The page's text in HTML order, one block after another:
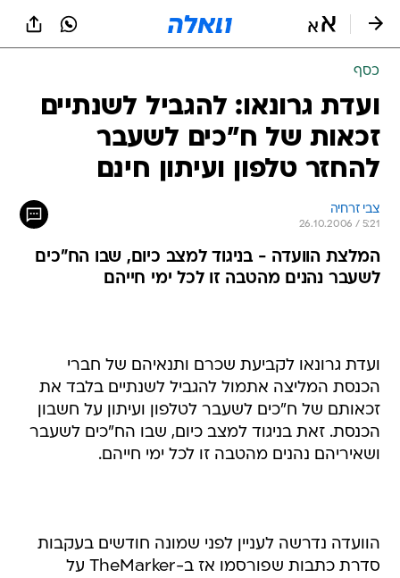
כסף
ועדת גרונאו: להגביל לשנתיים
זכאות של ח"כים לשעבר
להחזר טלפון ועיתון חינם
צבי זרחיה
26.10.2006 / 5:21
המלצת הוועדה - בניגוד למצב כיום, שבו הח"כים
לשעבר נהנים מהטבה זו לכל ימי חייהם
ועדת גרונאו לקביעת שכרם ותנאיהם של חברי
הכנסת המליצה אתמול להגביל לשנתיים בלבד את
זכאותם של ח"כים לשעבר לטלפון ועיתון על חשבון
הכנסת. זאת בניגוד למצב כיום, שבו הח"כים לשעבר
ושאיריהם נהנים מהטבה זו לכל ימי חייהם.
הוועדה נדרשה לעניין לפני שמונה חודשים בעקבות
סדרת כתבות שפורסמו אז ב-TheMarker על